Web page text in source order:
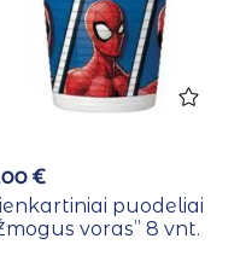
€
puodeliai
voras” 8 vnt.